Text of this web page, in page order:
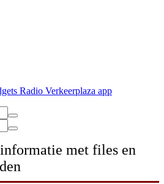
Radio Verkeerplaza app
met files en